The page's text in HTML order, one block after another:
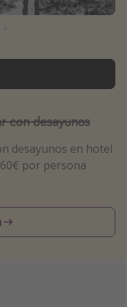
con desayunos
desayunos en hotel
por persona